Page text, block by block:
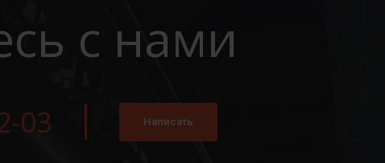
с нами
03 Написать